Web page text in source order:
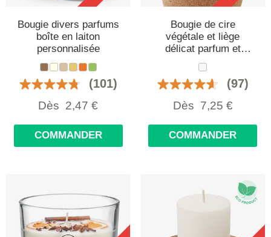
Bougie divers parfums
boîte en laiton
personnalisée
(101)
Dès 2,47 €
COMMANDER
Bougie de cire
végétale et liège
délicat parfum et
personnalisée
(97)
Dès 7,25 €
COMMANDER